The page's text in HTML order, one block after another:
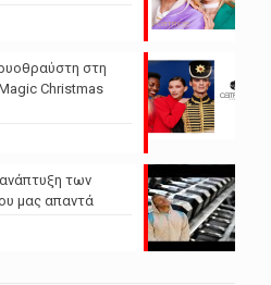
στη
Christmas
των
μας απαντά